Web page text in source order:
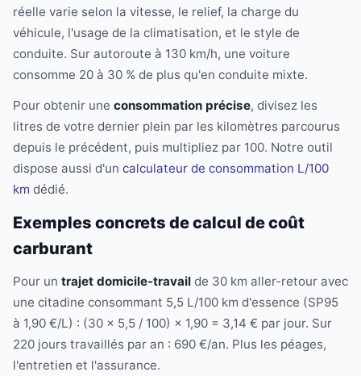
réelle varie selon la vitesse, le relief, la charge du
véhicule, l'usage de la climatisation, et le style de
conduite. Sur autoroute à 130 km/h, une voiture
consomme 20 à 30 % de plus qu'en conduite mixte.
Pour obtenir une consommation précise, divisez les
litres de votre dernier plein par les kilomètres parcourus
depuis le précédent, puis multipliez par 100. Notre outil
dispose aussi d'un calculateur de consommation L/100
km dédié.
Exemples concrets de calcul de coût
carburant
Pour un trajet domicile-travail de 30 km aller-retour avec
une citadine consommant 5,5 L/100 km d'essence (SP95
à 1,90 €/L) : (30 × 5,5 / 100) × 1,90 = 3,14 € par jour. Sur
220 jours travaillés par an : 690 €/an. Plus les péages,
l'entretien et l'assurance.